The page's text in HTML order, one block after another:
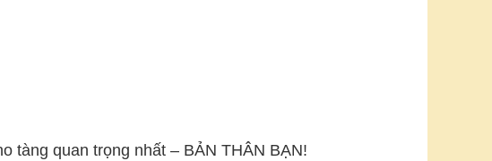
tàng quan trọng nhất – BẢN THÂN BẠN!